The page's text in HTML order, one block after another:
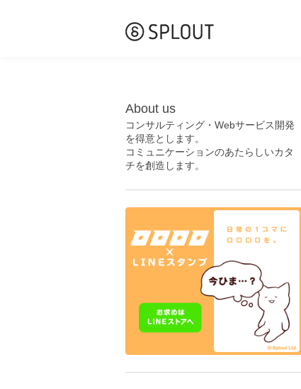
About us
コンサルティング・Webサービス開発
を得意とします。
コミュニケーションのあたらしいカタ
チを創造します。